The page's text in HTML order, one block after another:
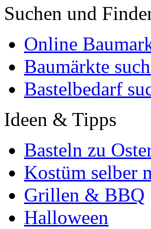
Suchen und
Online
Baumärkte
Bastelbedarf
Ideen & Tipps
Basteln zu
Kostüm selber
Grillen & BBQ
Halloween